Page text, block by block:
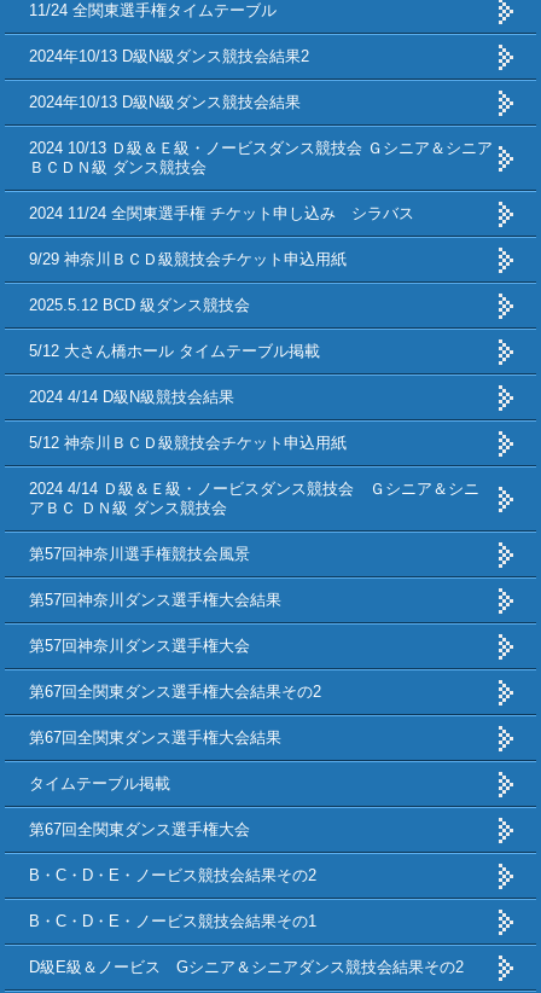
11/24 全関東選手権タイムテーブル
2024年10/13 D級N級ダンス競技会結果2
2024年10/13 D級N級ダンス競技会結果
2024 10/13 Ｄ級＆Ｅ級・ノービスダンス競技会 Ｇシニア＆シニア
ＢＣＤＮ級 ダンス競技会
2024 11/24 全関東選手権 チケット申し込み シラバス
9/29 神奈川ＢＣＤ級競技会チケット申込用紙
2025.5.12 BCD 級ダンス競技会
5/12 大さん橋ホール タイムテーブル掲載
2024 4/14 D級N級競技会結果
5/12 神奈川ＢＣＤ級競技会チケット申込用紙
2024 4/14 Ｄ級＆Ｅ級・ノービスダンス競技会 Ｇシニア＆シニ
アＢＣ ＤＮ級 ダンス競技会
第57回神奈川選手権競技会風景
第57回神奈川ダンス選手権大会結果
第57回神奈川ダンス選手権大会
第67回全関東ダンス選手権大会結果その2
第67回全関東ダンス選手権大会結果
タイムテーブル掲載
第67回全関東ダンス選手権大会
B・C・D・E・ノービス競技会結果その2
B・C・D・E・ノービス競技会結果その1
D級E級＆ノービス Gシニア＆シニアダンス競技会結果その2